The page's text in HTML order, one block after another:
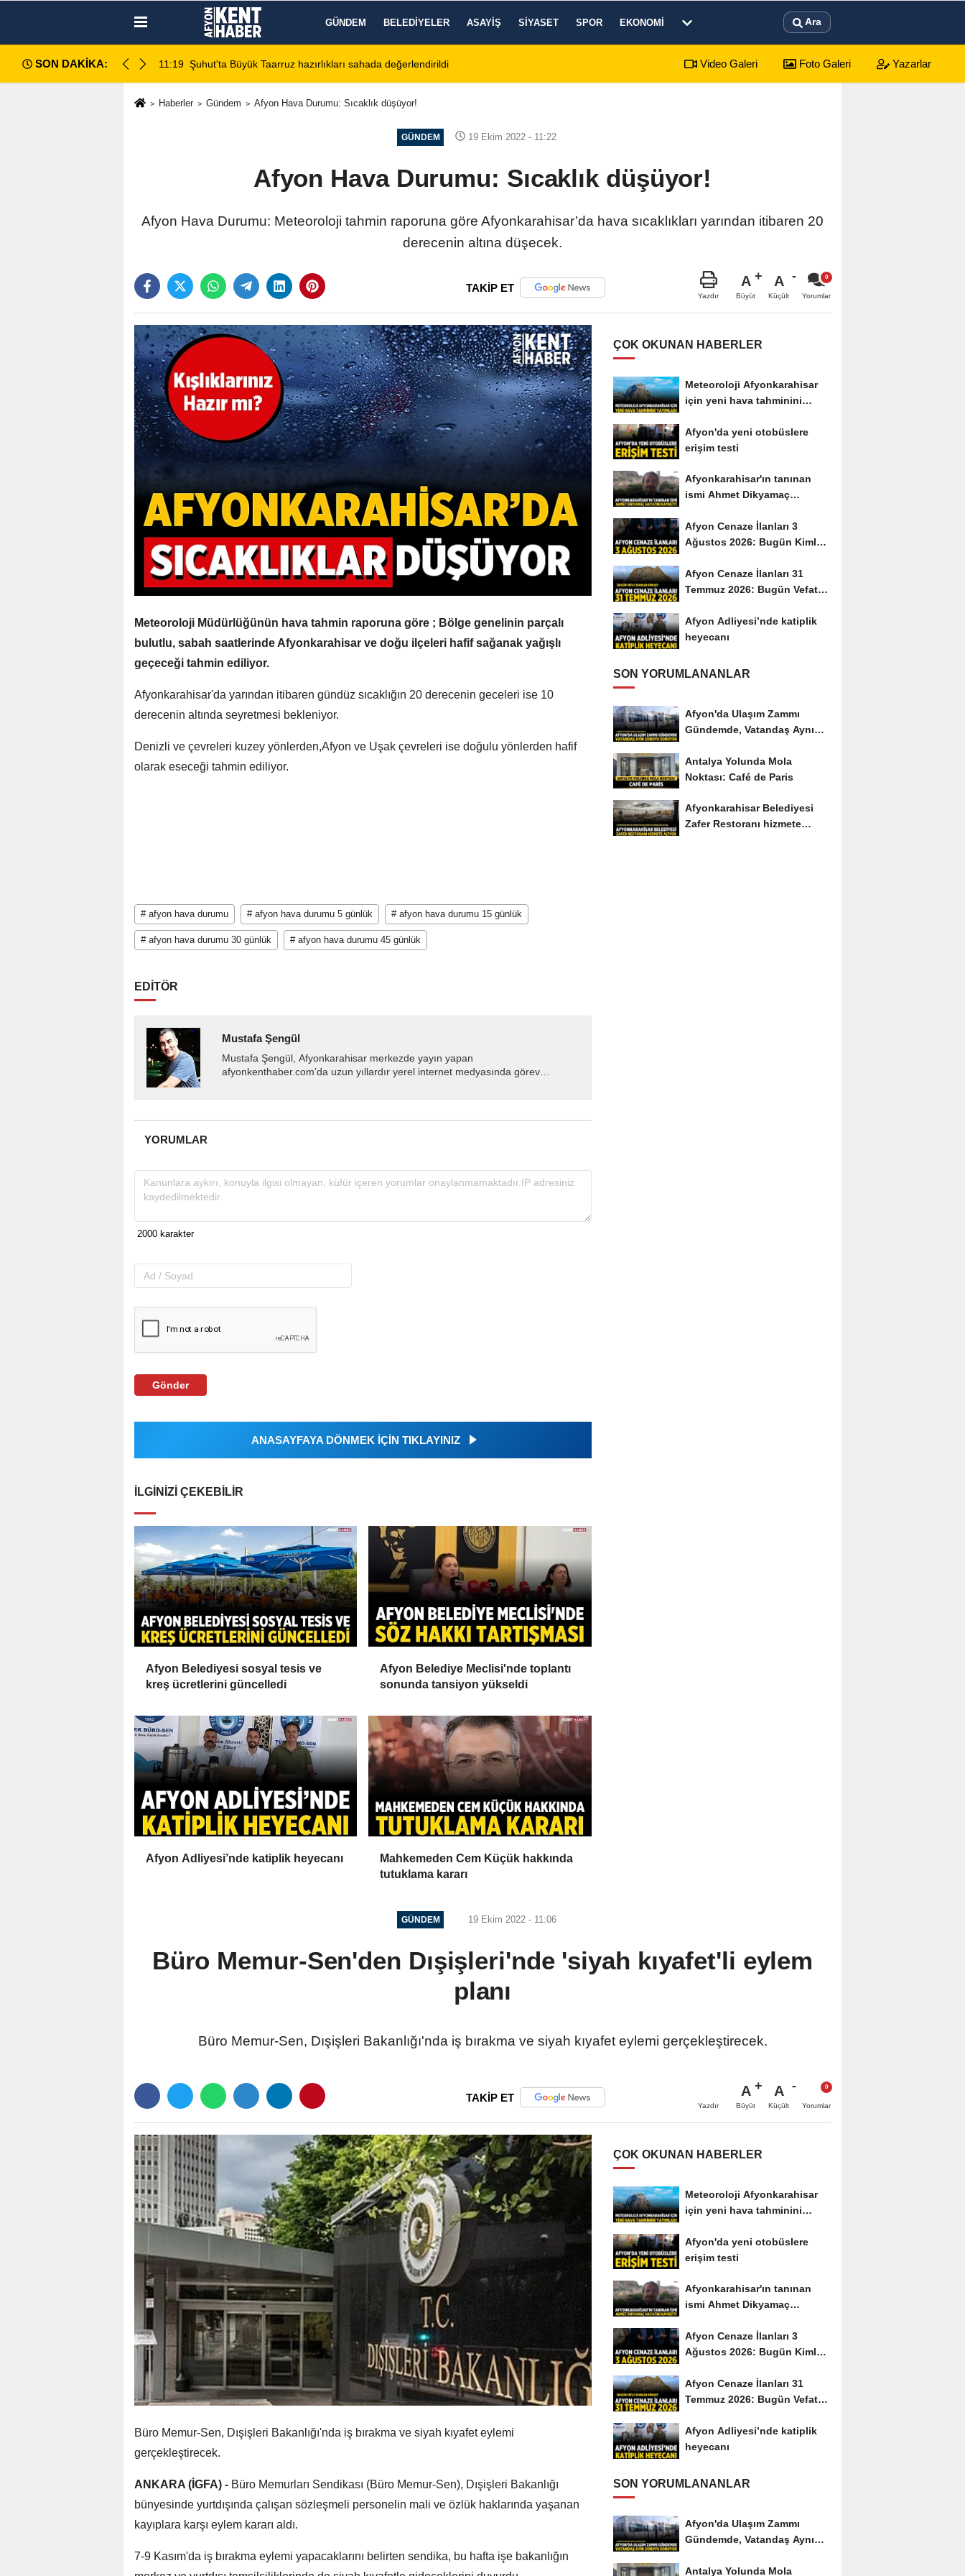
GÜNDEM BELEDIYELER ASAYIŞ SIYASET SPOR EKONOMI Ara
SON DAKİKA:
değerlendirildi 11:18 Afyon Cenaze İlanları: 7 Ağustos 2026 Cuma Defin Bilgileri Açıklandı Dinar'da beş gün sürecek festival programı açıklandı 01:17
Video Galeri Foto Galeri Yazarlar
Haberler Gündem Afyon Hava Durumu: Sıcaklık düşüyor!
GÜNDEM 19 Ekim 2022 - 11:22
Afyon Hava Durumu: Sıcaklık düşüyor!
Afyon Hava Durumu: Meteoroloji tahmin raporuna göre Afyonkarahisar’da hava sıcaklıkları yarından itibaren 20
derecenin altına düşecek.
TAKİP ET
Yazdır
A
Büyüt
A
Küçült Yorumlar
Meteoroloji Müdürlüğünün hava tahmin raporuna göre ; Bölge genelinin parçalı
bulutlu, sabah saatlerinde Afyonkarahisar ve doğu ilçeleri hafif sağanak yağışlı
geçeceği tahmin ediliyor.
Afyonkarahisar'da yarından itibaren gündüz sıcaklığın 20 derecenin geceleri ise 10
derecenin altında seyretmesi bekleniyor.
Denizli ve çevreleri kuzey yönlerden,Afyon ve Uşak çevreleri ise doğulu yönlerden hafif
olarak eseceği tahmin ediliyor.
# afyon hava durumu # afyon hava durumu 5 günlük # afyon hava durumu 15 günlük
# afyon hava durumu 30 günlük # afyon hava durumu 45 günlük
EDİTÖR
Mustafa Şengül
Mustafa Şengül, Afyonkarahisar merkezde yayın yapan
afyonkenthaber.com’da uzun yıllardır yerel internet medyasında görev
YORUMLAR
Gönder
ANASAYFAYA DÖNMEK İÇİN TIKLAYINIZ
İLGINIZI ÇEKEBILIR
Afyon Belediyesi sosyal tesis ve
kreş ücretlerini güncelledi
Afyon Belediye Meclisi'nde toplantı
sonunda tansiyon yükseldi
Afyon Adliyesi’nde katiplik heyecanı
Mahkemeden Cem Küçük hakkında
tutuklama kararı
ÇOK OKUNAN HABERLER
Meteoroloji Afyonkarahisar
için yeni hava tahminini
Afyon'da yeni otobüslere
erişim testi
Afyonkarahisar'ın tanınan
ismi Ahmet Dikyamaç
Afyon Cenaze İlanları 3
Ağustos 2026: Bugün Kimler
Afyon Cenaze İlanları 31
Temmuz 2026: Bugün Vefat
Afyon Adliyesi’nde katiplik
heyecanı
SON YORUMLANANLAR
Afyon'da Ulaşım Zammı
Gündemde, Vatandaş Aynı
Antalya Yolunda Mola
Noktası: Café de Paris
Afyonkarahisar Belediyesi
Zafer Restoranı hizmete
GÜNDEM 19 Ekim 2022 - 11:06
Büro Memur-Sen'den Dışişleri'nde 'siyah kıyafet'li eylem
planı
Büro Memur-Sen, Dışişleri Bakanlığı'nda iş bırakma ve siyah kıyafet eylemi gerçekleştirecek.
TAKİP ET
Yazdır
A
Büyüt
A
Küçült Yorumlar
Büro Memur-Sen, Dışişleri Bakanlığı'nda iş bırakma ve siyah kıyafet eylemi
gerçekleştirecek.
ANKARA (İGFA) - Büro Memurları Sendikası (Büro Memur-Sen), Dışişleri Bakanlığı
bünyesinde yurtdışında çalışan sözleşmeli personelin mali ve özlük haklarında yaşanan
kayıplara karşı eylem kararı aldı.
7-9 Kasım'da iş bırakma eylemi yapacaklarını belirten sendika, bu hafta işe bakanlığın
ÇOK OKUNAN HABERLER
Meteoroloji Afyonkarahisar
için yeni hava tahminini
Afyon'da yeni otobüslere
erişim testi
Afyonkarahisar'ın tanınan
ismi Ahmet Dikyamaç
Afyon Cenaze İlanları 3
Ağustos 2026: Bugün Kimler
Afyon Cenaze İlanları 31
Temmuz 2026: Bugün Vefat
Afyon Adliyesi’nde katiplik
heyecanı
SON YORUMLANANLAR
Afyon'da Ulaşım Zammı
Gündemde, Vatandaş Aynı
Antalya Yolunda Mola